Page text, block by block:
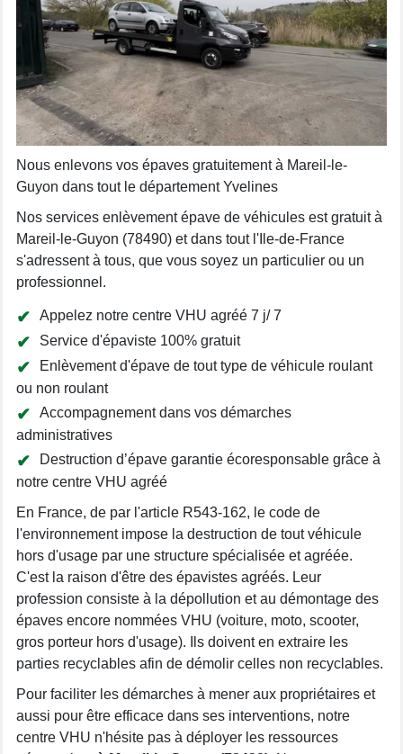
Nous enlevons vos épaves gratuitement à Mareil-le-
Guyon dans tout le département Yvelines
Nos services enlèvement épave de véhicules est gratuit à
Mareil-le-Guyon (78490) et dans tout l'Ile-de-France
s'adressent à tous, que vous soyez un particulier ou un
professionnel.
Appelez notre centre VHU agréé 7 j/ 7
Service d'épaviste 100% gratuit
Enlèvement d'épave de tout type de véhicule roulant
ou non roulant
Accompagnement dans vos démarches
administratives
Destruction d’épave garantie écoresponsable grâce à
notre centre VHU agréé
En France, de par l'article R543-162, le code de
l'environnement impose la destruction de tout véhicule
hors d'usage par une structure spécialisée et agréée.
C'est la raison d'être des épavistes agréés. Leur
profession consiste à la dépollution et au démontage des
épaves encore nommées VHU (voiture, moto, scooter,
gros porteur hors d'usage). Ils doivent en extraire les
parties recyclables afin de démolir celles non recyclables.
Pour faciliter les démarches à mener aux propriétaires et
aussi pour être efficace dans ses interventions, notre
centre VHU n'hésite pas à déployer les ressources